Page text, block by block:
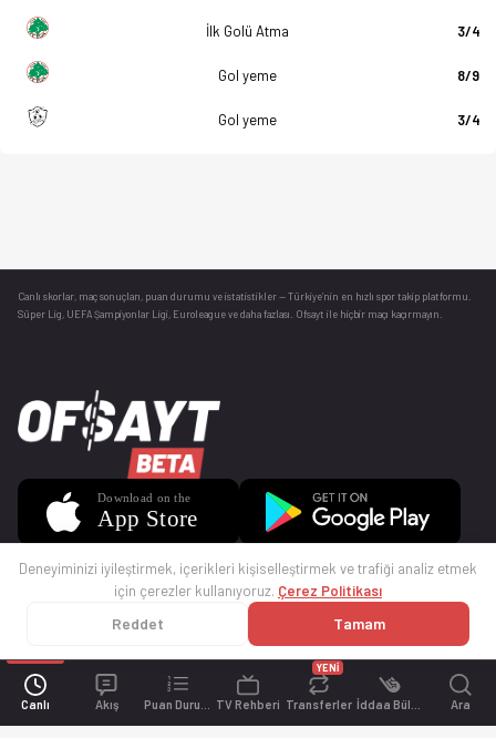
Canlı Akış TV Rehberi Transferler
YENİ
Ara
İlk Golü Atma 3/4
Gol yeme 8/9
Gol yeme 3/4
Canlı skorlar , maç sonuçları, puan durumu ve istatistikler — Türkiye’nin en hızlı spor takip platformu.
Süper Lig, UEFA Şampiyonlar Ligi, Euroleague ve daha fazlası. Ofsayt ile hiçbir maçı kaçırmayın.
© 2025 Ofsayt
Deneyiminizi iyileştirmek, içerikleri kişiselleştirmek ve trafiği analiz etmek
için çerezler kullanıyoruz. Çerez Politikası
Reddet Tamam